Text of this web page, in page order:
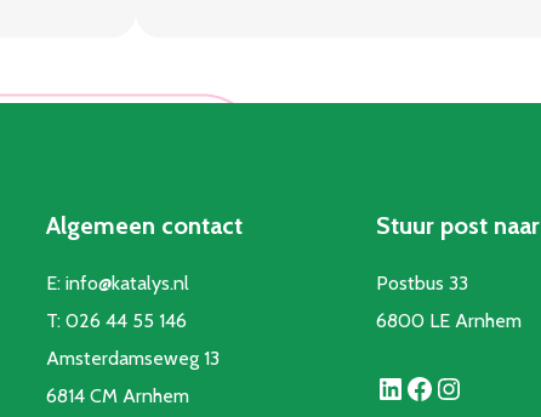
Algemeen contact
E:info@katalys.nl
T:026 44 55 146
Amsterdamseweg 13
6814 CM Arnhem
Stuur post naar
Postbus 33
6800 LE Arnhem
LinkedIn Facebook Instagram